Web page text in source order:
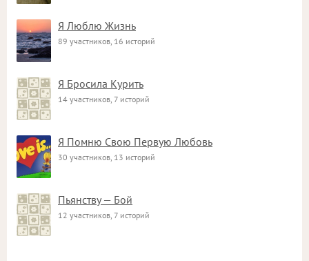
Я Люблю Жизнь
89 участников, 16 историй
Я Бросила Курить
14 участников, 7 историй
Я Помню Свою Первую Любовь
30 участников, 13 историй
Пьянству — Бой
12 участников, 7 историй